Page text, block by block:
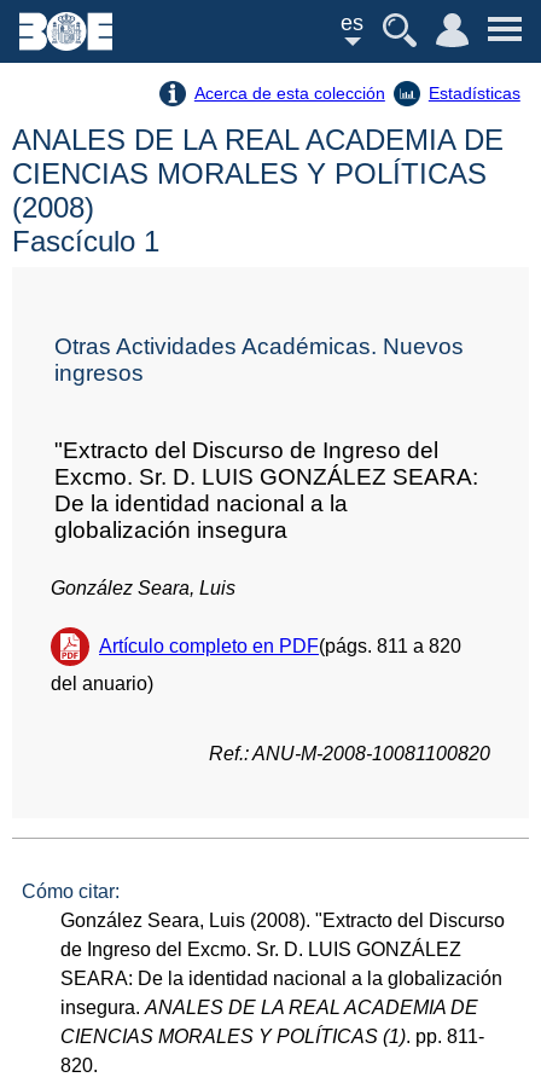
es
Acerca de esta colección Estadísticas
ANALES DE LA REAL ACADEMIA DE
CIENCIAS MORALES Y POLÍTICAS
(2008)
Fascículo 1
Otras Actividades Académicas. Nuevos
ingresos
"Extracto del Discurso de Ingreso del
Excmo. Sr. D. LUIS GONZÁLEZ SEARA:
De la identidad nacional a la
globalización insegura
González Seara, Luis
Artículo completo en PDF(págs. 811 a 820
del anuario)
Ref.: ANU-M-2008-10081100820
Cómo citar:
González Seara, Luis (2008). "Extracto del Discurso
de Ingreso del Excmo. Sr. D. LUIS GONZÁLEZ
SEARA: De la identidad nacional a la globalización
insegura.ANALES DE LA REAL ACADEMIA DE
CIENCIAS MORALES Y POLÍTICAS (1). pp. 811-
820.